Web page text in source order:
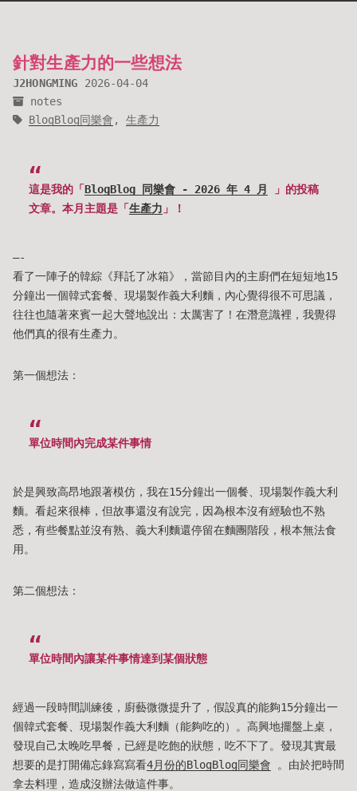
針對生產力的一些想法
J2HONGMING
2026-04-04
notes
BlogBlog同樂會 , 生產力
這是我的「BlogBlog 同樂會 - 2026 年 4 月
」的投稿
文章。本月主題是「生產力 」！
—-
看了一陣子的韓綜《拜託了冰箱》，當節目內的主廚們在短短地15
分鐘出一個韓式套餐、現場製作義大利麵，內心覺得很不可思議，
往往也隨著來賓一起大聲地說出：太厲害了！在潛意識裡，我覺得
他們真的很有生產力。
第一個想法：
單位時間內完成某件事情
於是興致高昂地跟著模仿，我在15分鐘出一個餐、現場製作義大利
麵。看起來很棒，但故事還沒有說完，因為根本沒有經驗也不熟
悉，有些餐點並沒有熟、義大利麵還停留在麵團階段，根本無法食
用。
第二個想法：
單位時間內讓某件事情達到某個狀態
經過一段時間訓練後，廚藝微微提升了，假設真的能夠15分鐘出一
個韓式套餐、現場製作義大利麵（能夠吃的）。高興地擺盤上桌，
發現自己太晚吃早餐，已經是吃飽的狀態，吃不下了。發現其實最
想要的是打開備忘錄寫寫看4月份的BlogBlog同樂會 。由於把時間
拿去料理，造成沒辦法做這件事。